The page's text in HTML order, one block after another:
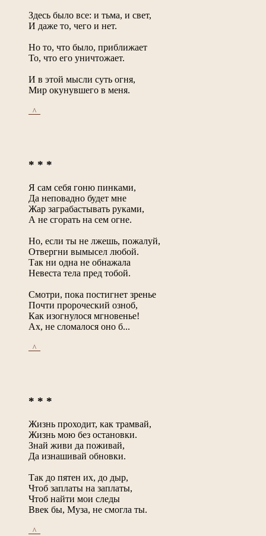
Здесь было все: и тьма, и свет,
И даже то, чего и нет.
Но то, что было, приближает
То, что его уничтожает.
И в этой мысли суть огня,
Мир окунувшего в меня.
_^_
* * *
Я сам себя гоню пинками,
Да неповадно будет мне
Жар заграбастывать руками,
А не сгорать на сем огне.
Но, если ты не лжешь, пожалуй,
Отвергни вымысел любой.
Так ни одна не обнажала
Невеста тела пред тобой.
Смотри, пока постигнет зренье
Почти пророческий озноб,
Как изогнулося мгновенье!
Ах, не сломалося оно б...
_^_
* * *
Жизнь проходит, как трамвай,
Жизнь мою без остановки.
Знай живи да поживай,
Да изнашивай обновки.
Так до пятен их, до дыр,
Чтоб заплаты на заплаты,
Чтоб найти мои следы
Ввек бы, Муза, не смогла ты.
_^_